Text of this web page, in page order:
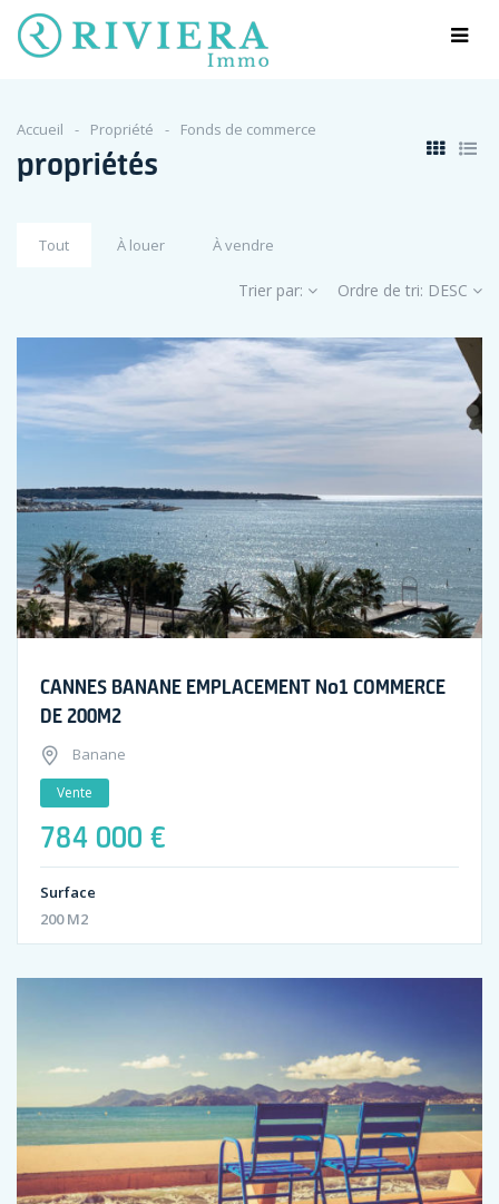
Accueil Propriété Fonds de commerce
propriétés
Tout À louer À vendre
Trier par: Ordre de tri: DESC
CANNES BANANE EMPLACEMENT No1 COMMERCE
DE 200M2
Banane
Vente
784 000 €
Surface
200 M2